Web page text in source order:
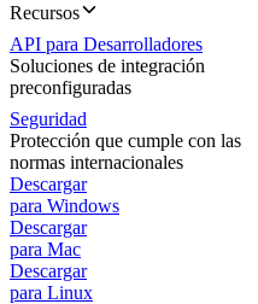
Recursos
API para Desarrolladores
Soluciones de integración
preconfiguradas
Seguridad
Protección que cumple con las
normas internacionales
Descargar
para Windows
Descargar
para Mac
Descargar
para Linux